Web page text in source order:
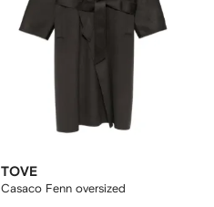
TOVE
Casaco Fenn oversized